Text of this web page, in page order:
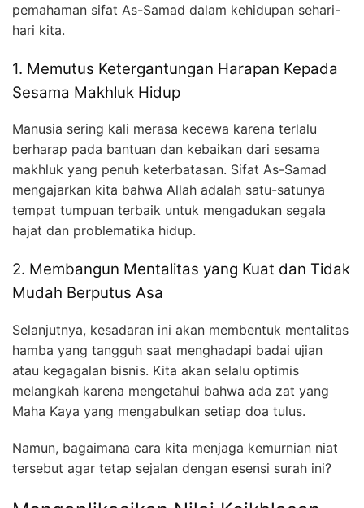
pemahaman sifat As-Samad dalam kehidupan sehari-
hari kita.
1. Memutus Ketergantungan Harapan Kepada
Sesama Makhluk Hidup
Manusia sering kali merasa kecewa karena terlalu
berharap pada bantuan dan kebaikan dari sesama
makhluk yang penuh keterbatasan. Sifat As-Samad
mengajarkan kita bahwa Allah adalah satu-satunya
tempat tumpuan terbaik untuk mengadukan segala
hajat dan problematika hidup.
2. Membangun Mentalitas yang Kuat dan Tidak
Mudah Berputus Asa
Selanjutnya, kesadaran ini akan membentuk mentalitas
hamba yang tangguh saat menghadapi badai ujian
atau kegagalan bisnis. Kita akan selalu optimis
melangkah karena mengetahui bahwa ada zat yang
Maha Kaya yang mengabulkan setiap doa tulus.
Namun, bagaimana cara kita menjaga kemurnian niat
tersebut agar tetap sejalan dengan esensi surah ini?